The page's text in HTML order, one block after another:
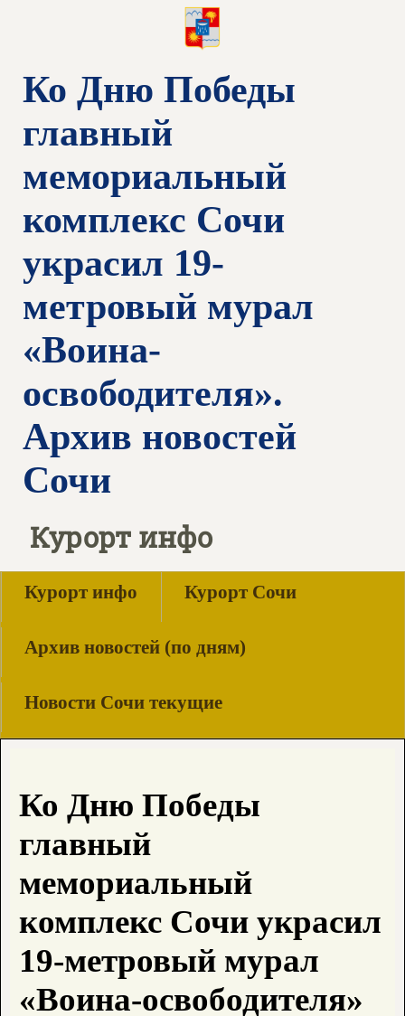
Ко Дню Победы
главный
мемориальный
комплекс Сочи
украсил 19-
метровый мурал
«Воина-
освободителя».
Архив новостей
Сочи
Курорт инфо
Курорт инфо Курорт Сочи
Архив новостей (по дням)
Новости Сочи текущие
Ко Дню Победы
главный
мемориальный
комплекс Сочи украсил
19-метровый мурал
«Воина-освободителя»